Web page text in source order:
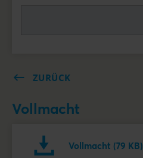
ZURÜCK
Vollmacht
Vollmacht (79 KB)